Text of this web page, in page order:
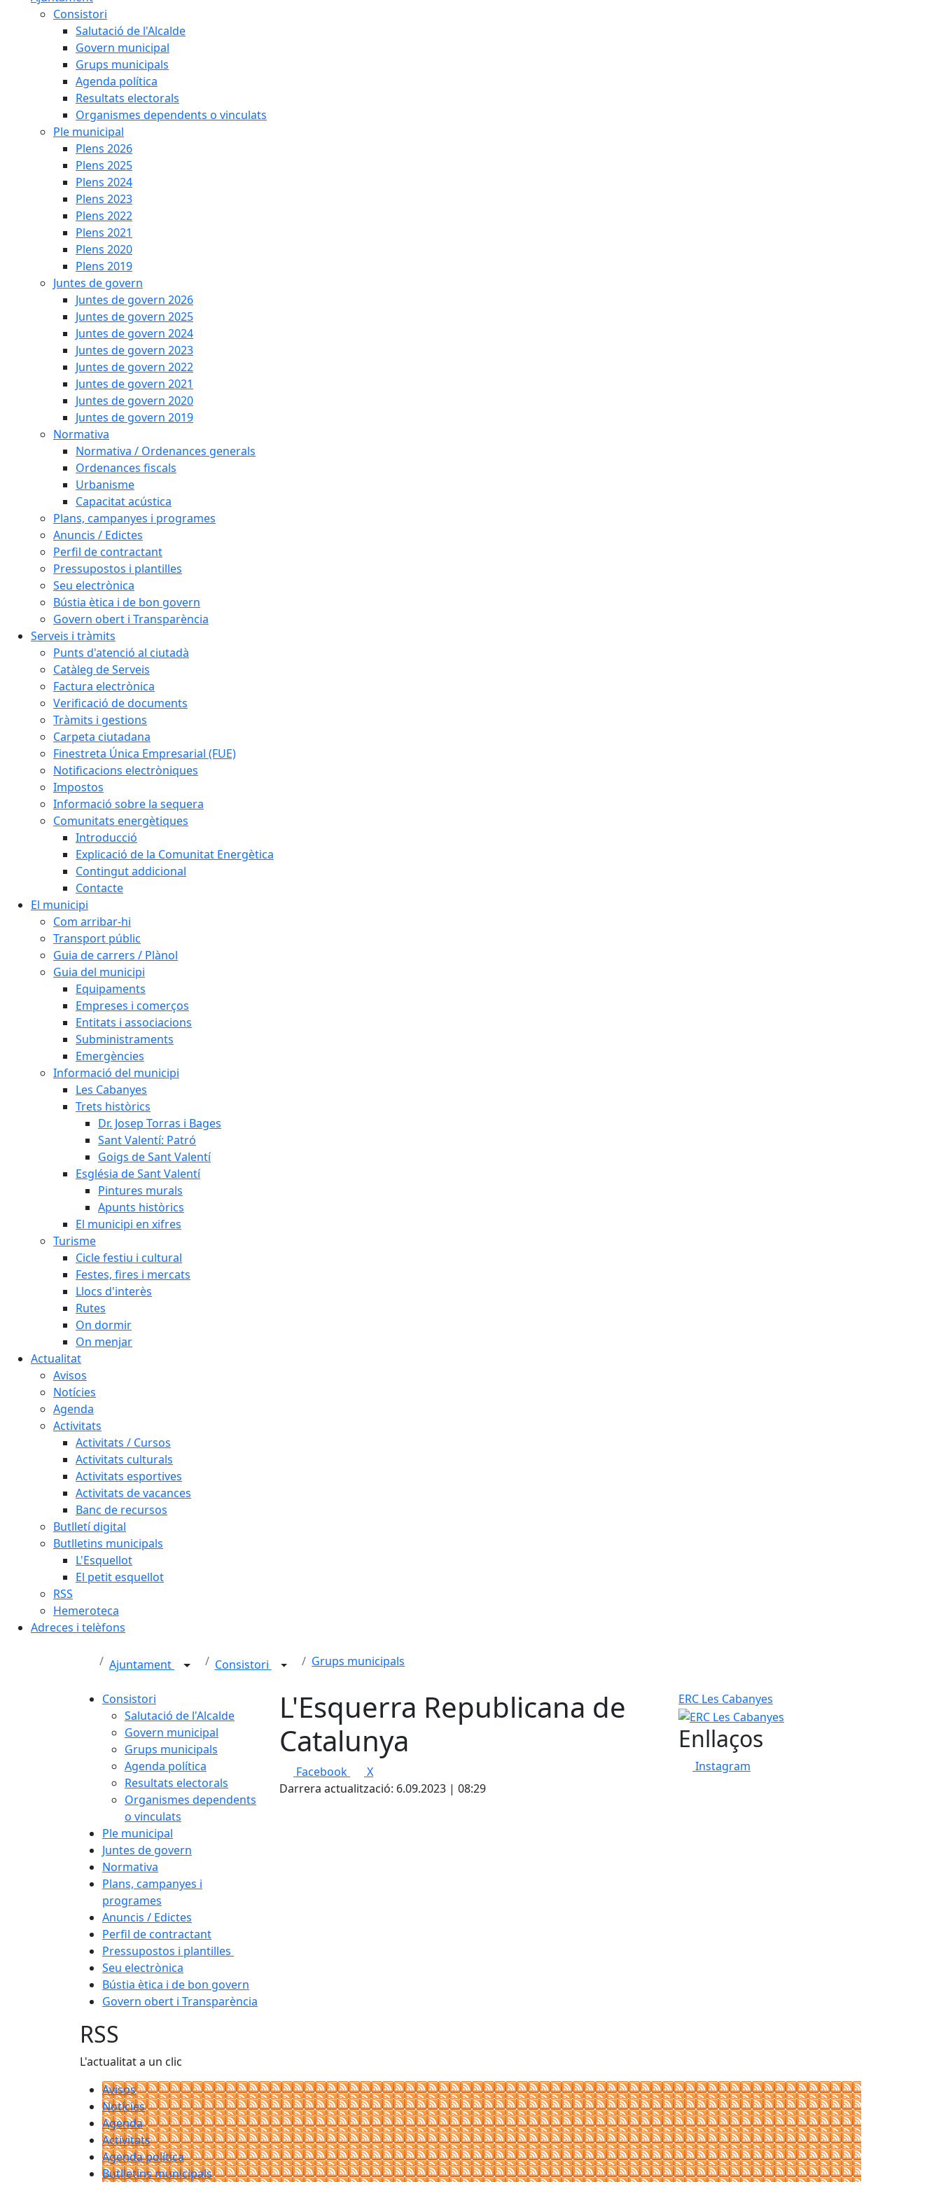
Consistori
Salutació de l'Alcalde
Govern municipal
Grups municipals
Agenda política
Resultats electorals
Organismes dependents o vinculats
Ple municipal
Plens 2026
Plens 2025
Plens 2024
Plens 2023
Plens 2022
Plens 2021
Plens 2020
Plens 2019
Juntes de govern
Juntes de govern 2026
Juntes de govern 2025
Juntes de govern 2024
Juntes de govern 2023
Juntes de govern 2022
Juntes de govern 2021
Juntes de govern 2020
Juntes de govern 2019
Normativa
Normativa / Ordenances generals
Ordenances fiscals
Urbanisme
Capacitat acústica
Plans, campanyes i programes
Anuncis / Edictes
Perfil de contractant
Pressupostos i plantilles
Seu electrònica
Bústia ètica i de bon govern
Govern obert i Transparència
Serveis i tràmits
Punts d'atenció al ciutadà
Catàleg de Serveis
Factura electrònica
Verificació de documents
Tràmits i gestions
Carpeta ciutadana
Finestreta Única Empresarial (FUE)
Notificacions electròniques
Impostos
Informació sobre la sequera
Comunitats energètiques
Introducció
Explicació de la Comunitat Energètica
Contingut addicional
Contacte
El municipi
Com arribar-hi
Transport públic
Guia de carrers / Plànol
Guia del municipi
Equipaments
Empreses i comerços
Entitats i associacions
Subministraments
Emergències
Informació del municipi
Les Cabanyes
Trets històrics
Dr. Josep Torras i Bages
Sant Valentí: Patró
Goigs de Sant Valentí
Església de Sant Valentí
Pintures murals
Apunts històrics
El municipi en xifres
Turisme
Cicle festiu i cultural
Festes, fires i mercats
Llocs d'interès
Rutes
On dormir
On menjar
Actualitat
Avisos
Notícies
Agenda
Activitats
Activitats / Cursos
Activitats culturals
Activitats esportives
Activitats de vacances
Banc de recursos
Butlletí digital
Butlletins municipals
L'Esquellot
El petit esquellot
RSS
Hemeroteca
Adreces i telèfons
Ajuntament Consistori Grups municipals
Consistori
Salutació de l'Alcalde
Govern municipal
Grups municipals
Agenda política
Resultats electorals
Organismes dependents
o vinculats
Ple municipal
Juntes de govern
Normativa
Plans, campanyes i
programes
Anuncis / Edictes
Perfil de contractant
Pressupostos i plantilles
Seu electrònica
Bústia ètica i de bon govern
Govern obert i Transparència
L'Esquerra Republicana de
Catalunya
Facebook
X
Darrera actualització: 6.09.2023 | 08:29
ERC Les Cabanyes
Enllaços
Instagram
RSS
L'actualitat a un clic
Avisos
Notícies
Agenda
Activitats
Agenda política
Butlletins municipals